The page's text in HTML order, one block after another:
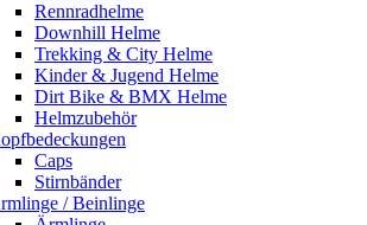
Rennradhelme
Downhill Helme
Trekking & City Helme
Kinder & Jugend Helme
Dirt Bike & BMX Helme
Helmzubehör
Caps
Stirnbänder
/ Beinlinge